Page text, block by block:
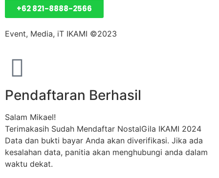
+62 821-8888-2566
Event, Media, iT IKAMI ©2023
Pendaftaran Berhasil
Salam Mikael!
Terimakasih Sudah Mendaftar NostalGila IKAMI 2024
Data dan bukti bayar Anda akan diverifikasi. Jika ada
kesalahan data, panitia akan menghubungi anda dalam
waktu dekat.